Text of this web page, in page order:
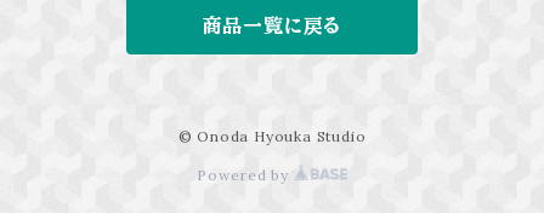
商品一覧に戻る
© Onoda Hyouka Studio
Powered by